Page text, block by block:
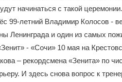
начинаться с такой
99-летний Владимир Колосов -
Ленинграда и один из самых
- «Сочи» 10 мая на
– рекордсмена «Зенита» по
И здесь снова вопрос к